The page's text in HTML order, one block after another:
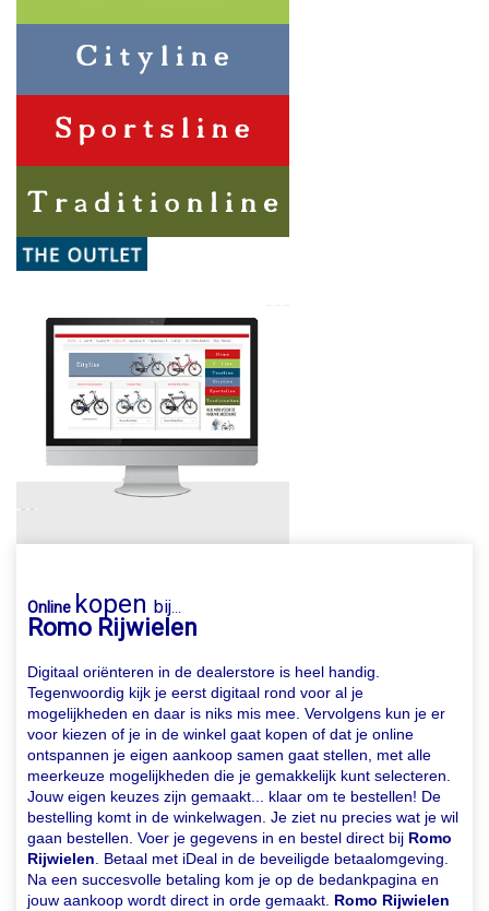
Online kopen bij...
Romo Rijwielen
Digitaal oriënteren in de dealerstore is heel handig.
Tegenwoordig kijk je eerst digitaal rond voor al je
mogelijkheden en daar is niks mis mee. Vervolgens kun je er
voor kiezen of je in de winkel gaat kopen of dat je online
ontspannen je eigen aankoop samen gaat stellen, met alle
meerkeuze mogelijkheden die je gemakkelijk kunt selecteren.
Jouw eigen keuzes zijn gemaakt... klaar om te bestellen! De
bestelling komt in de winkelwagen. Je ziet nu precies wat je wil
gaan bestellen. Voer je gegevens in en bestel direct bij Romo
Rijwielen . Betaal met iDeal in de beveiligde betaalomgeving.
Na een succesvolle betaling kom je op de bedankpagina en
jouw aankoop wordt direct in orde gemaakt. Romo Rijwielen